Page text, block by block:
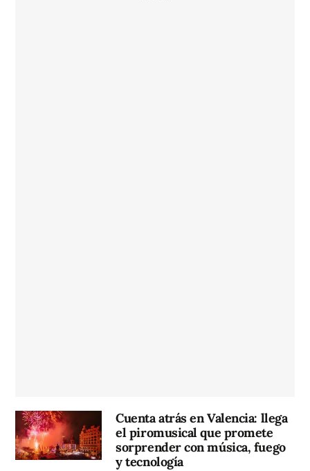
Cuenta atrás en Valencia: llega
el piromusical que promete
sorprender con música, fuego
y tecnología